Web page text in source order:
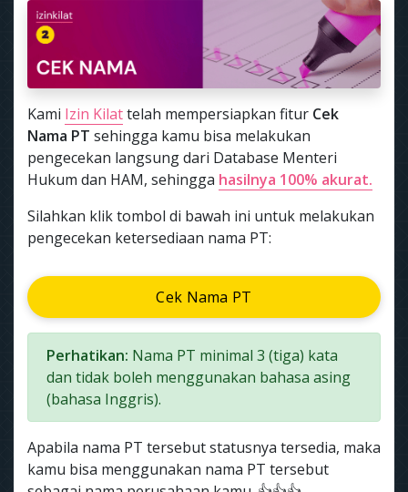
Kami Izin Kilattelah mempersiapkan fitur Cek
Nama PT sehingga kamu bisa melakukan
pengecekan langsung dari Database Menteri
Hukum dan HAM, sehingga hasilnya 100% akurat.
Silahkan klik tombol di bawah ini untuk melakukan
pengecekan ketersediaan nama PT:
Cek Nama PT
Perhatikan: Nama PT minimal 3 (tiga) kata
dan tidak boleh menggunakan bahasa asing
(bahasa Inggris).
Apabila nama PT tersebut statusnya tersedia, maka
kamu bisa menggunakan nama PT tersebut